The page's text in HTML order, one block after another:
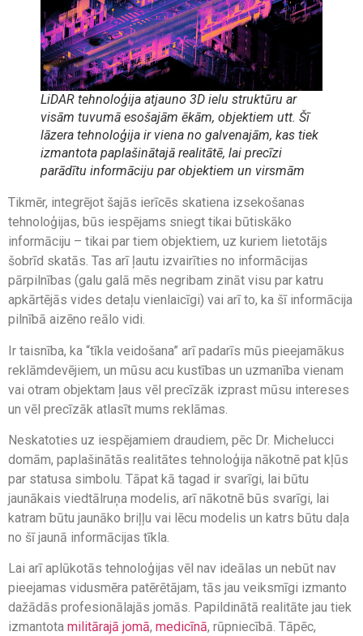
LiDAR tehnoloģija atjauno 3D ielu struktūru ar
visām tuvumā esošajām ēkām, objektiem utt. Šī
lāzera tehnoloģija ir viena no galvenajām, kas tiek
izmantota paplašinātajā realitātē, lai precīzi
parādītu informāciju par objektiem un virsmām
Tikmēr, integrējot šajās ierīcēs skatiena izsekošanas
tehnoloģijas, būs iespējams sniegt tikai būtiskāko
informāciju – tikai par tiem objektiem, uz kuriem lietotājs
šobrīd skatās. Tas arī ļautu izvairīties no informācijas
pārpilnības (galu galā mēs negribam zināt visu par katru
apkārtējās vides detaļu vienlaicīgi) vai arī to, ka šī informācija
pilnībā aizēno reālo vidi.
Ir taisnība, ka “tīkla veidošana” arī padarīs mūs pieejamākus
reklāmdevējiem, un mūsu acu kustības un uzmanība vienam
vai otram objektam ļaus vēl precīzāk izprast mūsu intereses
un vēl precīzāk atlasīt mums reklāmas.
Neskatoties uz iespējamiem draudiem, pēc Dr. Michelucci
domām, paplašinātās realitātes tehnoloģija nākotnē pat kļūs
par statusa simbolu. Tāpat kā tagad ir svarīgi, lai būtu
jaunākais viedtālruņa modelis, arī nākotnē būs svarīgi, lai
katram būtu jaunāko briļļu vai lēcu modelis un katrs būtu daļa
no šī jaunā informācijas tīkla.
Lai arī aplūkotās tehnoloģijas vēl nav ideālas un nebūt nav
pieejamas vidusmēra patērētājam, tās jau veiksmīgi izmanto
dažādās profesionālajās jomās. Papildinātā realitāte jau tiek
izmantota militārajā jomā, medicīnā, rūpniecībā. Tāpēc,